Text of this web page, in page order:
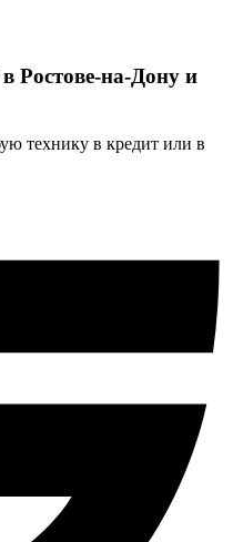
Ростове-на-Дону и
технику в кредит или в